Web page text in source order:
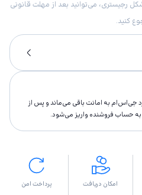
رجیستری، می‌توانید بعد از مهلت قانونی
جی‌اس‌ام به امانت باقى مى‌ماند و پس از
به حساب فروشنده واريز مى‌شود.
امکان دریافت
پرداخت امن